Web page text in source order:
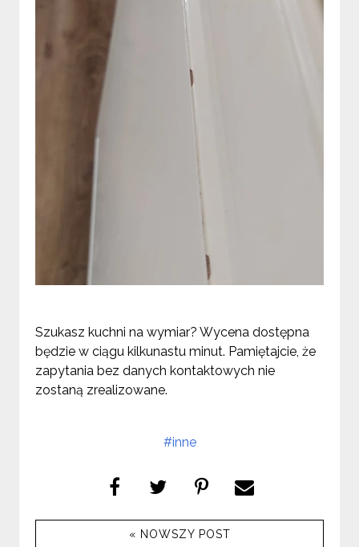
Szukasz kuchni na wymiar? Wycena dostępna
będzie w ciągu kilkunastu minut. Pamiętajcie, że
zapytania bez danych kontaktowych nie
zostaną zrealizowane.
#inne
« NOWSZY POST